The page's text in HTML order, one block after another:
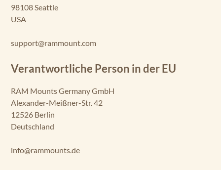
98108 Seattle
USA
support@rammount.com
Verantwortliche Person in der EU
RAM Mounts Germany GmbH
Alexander-Meißner-Str. 42
12526 Berlin
Deutschland
info@rammounts.de